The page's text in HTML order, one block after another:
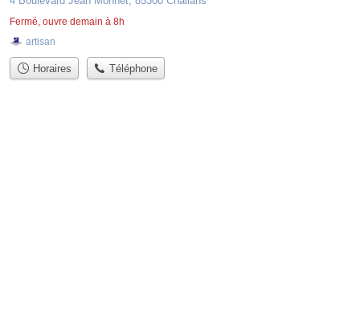
Fermé, ouvre demain à 8h
artisan
Horaires Téléphone